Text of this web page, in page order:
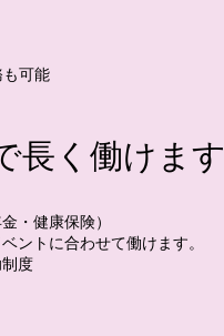
可能
長く働けます
・健康保険）
ントに合わせて働けます。
度